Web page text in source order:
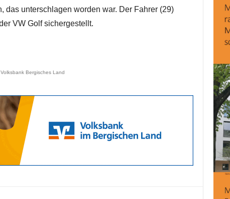
das unterschlagen worden war. Der Fahrer (29)
VW Golf sichergestellt.
Volksbank Bergisches Land